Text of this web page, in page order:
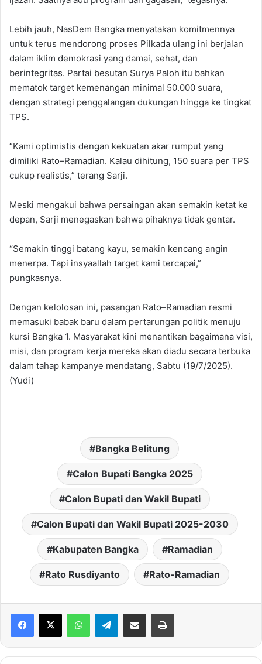
Lebih jauh, NasDem Bangka menyatakan komitmennya
untuk terus mendorong proses Pilkada ulang ini berjalan
dalam iklim demokrasi yang damai, sehat, dan
berintegritas. Partai besutan Surya Paloh itu bahkan
mematok target kemenangan minimal 50.000 suara,
dengan strategi penggalangan dukungan hingga ke tingkat
TPS.
“Kami optimistis dengan kekuatan akar rumput yang
dimiliki Rato–Ramadian. Kalau dihitung, 150 suara per TPS
cukup realistis,” terang Sarji.
Meski mengakui bahwa persaingan akan semakin ketat ke
depan, Sarji menegaskan bahwa pihaknya tidak gentar.
“Semakin tinggi batang kayu, semakin kencang angin
menerpa. Tapi insyaallah target kami tercapai,”
pungkasnya.
Dengan kelolosan ini, pasangan Rato–Ramadian resmi
memasuki babak baru dalam pertarungan politik menuju
kursi Bangka 1. Masyarakat kini menantikan bagaimana visi,
misi, dan program kerja mereka akan diadu secara terbuka
dalam tahap kampanye mendatang, Sabtu (19/7/2025).
(Yudi)
Bangka Belitung
Calon Bupati Bangka 2025
Calon Bupati dan Wakil Bupati
Calon Bupati dan Wakil Bupati 2025-2030
Kabupaten Bangka Ramadian
Rato Rusdiyanto Rato-Ramadian
WhatsAppTelegramShare via Email Print